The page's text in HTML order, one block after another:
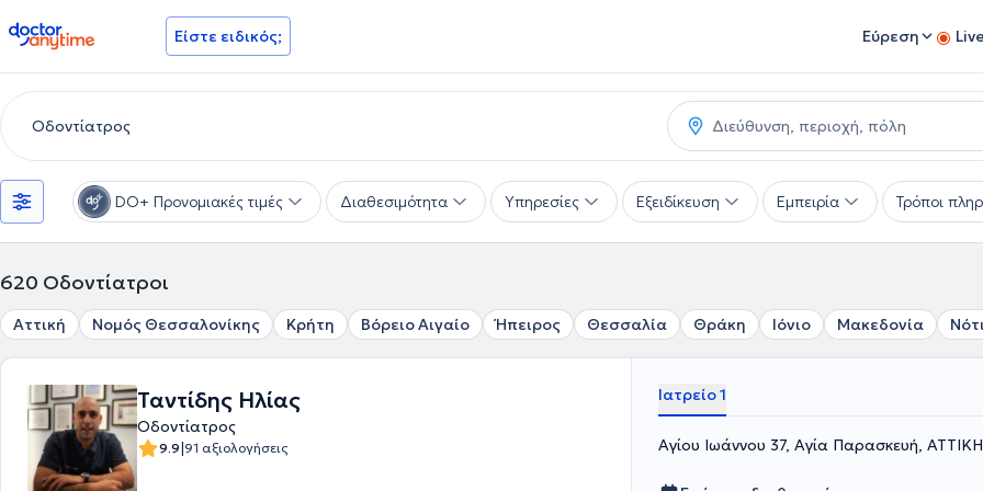
doctoranytime Είστε ειδικός; Εύρεση
DO+ Προνομιακές τιμές Διαθεσιμότητα Υπηρεσίες Εξειδίκευση Εμπειρία Τρόποι
620 Οδοντίατροι
Αττική Νομός Θεσσαλονίκης Κρήτη Βόρειο Αιγαίο Ήπειρος Θεσσαλία Θράκη Ιόνιο Μακεδονία
Ταντίδης Ηλίας
Οδοντίατρος
9.9|91 αξιολογήσεις
Ιατρείο 1
Αγίου Ιωάννου 37, Αγία Παρασκευή, ΑΤΤΙΚΗ